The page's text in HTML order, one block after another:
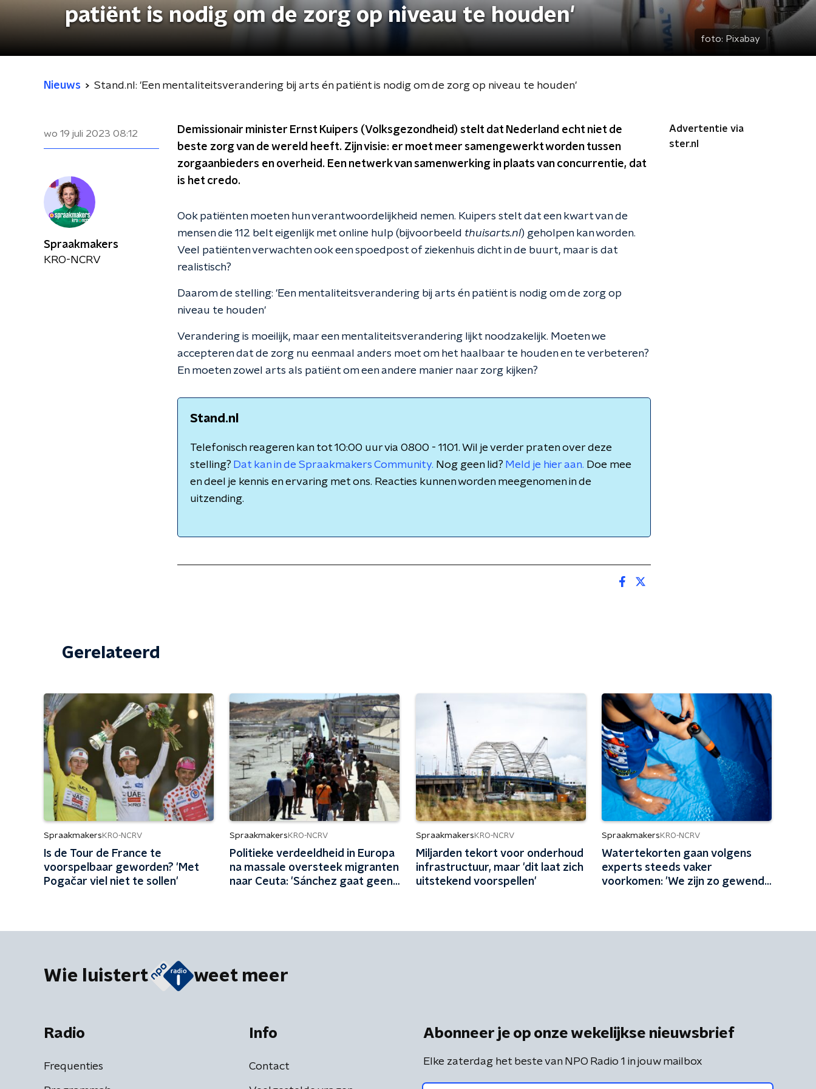
patiënt is nodig om de zorg op niveau te houden'
foto: Pixabay
Nieuws Stand.nl: 'Een mentaliteitsverandering bij arts én patiënt is nodig om de zorg op niveau te houden'
wo 19 juli 2023 08:12
Demissionair minister Ernst Kuipers (Volksgezondheid) stelt dat Nederland echt niet de
beste zorg van de wereld heeft. Zijn visie: er moet meer samengewerkt worden tussen
zorgaanbieders en overheid. Een netwerk van samenwerking in plaats van concurrentie, dat
is het credo.
Ook patiënten moeten hun verantwoordelijkheid nemen. Kuipers stelt dat een kwart van de
mensen die 112 belt eigenlijk met online hulp (bijvoorbeeld thuisarts.nl) geholpen kan worden.
Veel patiënten verwachten ook een spoedpost of ziekenhuis dicht in de buurt, maar is dat
realistisch?
Daarom de stelling: 'Een mentaliteitsverandering bij arts én patiënt is nodig om de zorg op
niveau te houden'
Verandering is moeilijk, maar een mentaliteitsverandering lijkt noodzakelijk. Moeten we
accepteren dat de zorg nu eenmaal anders moet om het haalbaar te houden en te verbeteren?
En moeten zowel arts als patiënt om een andere manier naar zorg kijken?
Stand.nl
Telefonisch reageren kan tot 10:00 uur via 0800 - 1101. Wil je verder praten over deze
stelling? Dat kan in de Spraakmakers Community. Nog geen lid? Meld je hier aan. Doe mee
en deel je kennis en ervaring met ons. Reacties kunnen worden meegenomen in de
uitzending.
Advertentie via
ster.nl
Spraakmakers
KRO-NCRV
Gerelateerd
Spraakmakers KRO-NCRV
Is de Tour de France te
voorspelbaar geworden? 'Met
Pogačar viel niet te sollen'
Spraakmakers KRO-NCRV
Politieke verdeeldheid in Europa
na massale oversteek migranten
naar Ceuta: 'Sánchez gaat geen
Spraakmakers KRO-NCRV
Miljarden tekort voor onderhoud
infrastructuur, maar 'dit laat zich
uitstekend voorspellen'
Spraakmakers KRO-NCRV
Watertekorten gaan volgens
experts steeds vaker
voorkomen: 'We zijn zo gewend
Wie luistert weet meer
Radio
Frequenties
Info
Contact
Abonneer je op onze wekelijkse nieuwsbrief
Elke zaterdag het beste van NPO Radio 1 in jouw mailbox